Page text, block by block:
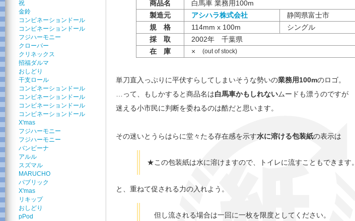
祝
金鈴
コンビネーションドール
コンビネーションドール
フジハーモニー
クローバー
クリネックス
招福ダルマ
おしどり
干支ロール
コンビネーションドール
コンビネーションドール
コンビネーションドール
コンビネーションドール
X'mas
フジハーモニー
フジハーモニー
バンビーナ
アルル
スズマル
MARUCHO
パブリック
X'mas
リキップ
おしどり
pPod
商品名
白馬車 業務用100m
製造元
アシハラ株式会社
静岡県富士市
規 格
114mm x 100m
シングル
採 取
2002年 千葉県
在 庫
× (out of stock)
単刀直入っぷりに平伏すらしてしまいそうな勢いの業務用100mのロゴ。
…って、もしかすると商品名は白馬車かもしれないムードも漂うのですが
迷える小市民に判断を委ねるのは酷だと思います。
その迷いとうらはらに堂々たる存在感を示す水に溶ける包装紙の表示は
★この包装紙は水に溶けますので、トイレに流すこともできます。
と、重ねて促される力の入れよう。
但し流される場合は一回に一枚を限度としてください。